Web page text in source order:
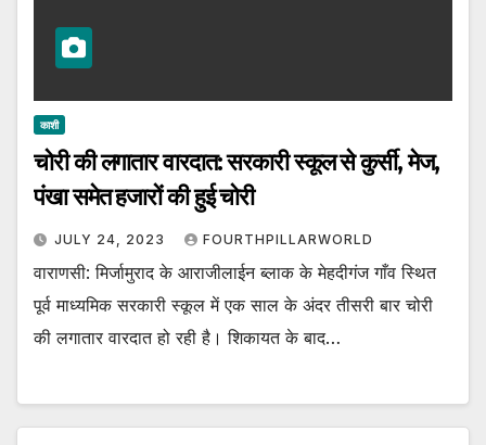
काशी
चोरी की लगातार वारदात: सरकारी स्कूल से कुर्सी, मेज,
पंखा समेत हजारों की हुई चोरी
JULY 24, 2023 FOURTHPILLARWORLD
वाराणसी: मिर्जामुराद के आराजीलाईन ब्लाक के मेहदीगंज गाँव स्थित
पूर्व माध्यमिक सरकारी स्कूल में एक साल के अंदर तीसरी बार चोरी
की लगातार वारदात हो रही है। शिकायत के बाद…